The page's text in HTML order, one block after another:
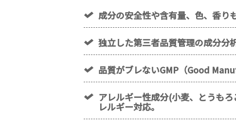
成分の安全性や含有量、色、香り
独立した第三者品質管理の成分分
品質がブレないGMP（Good
アレルギー性成分(小麦、とうも
レルギー対応。